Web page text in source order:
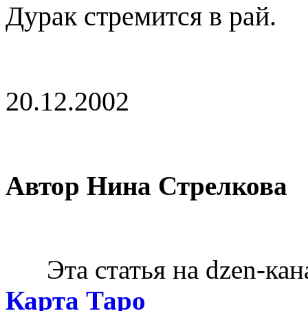
Дурак стремится в рай.
20.12.2002
Автор Нина Стрелкова
Эта статья на dzen-
Карта Таро